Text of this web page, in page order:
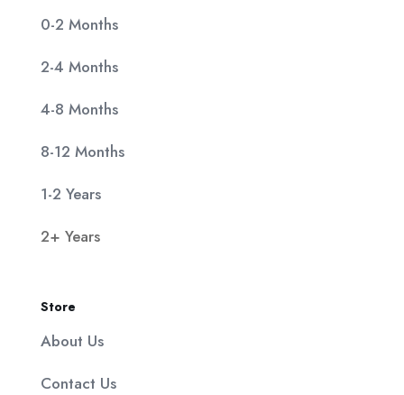
0-2 Months
2-4 Months
4-8 Months
8-12 Months
1-2 Years
2+ Years
Store
About Us
Contact Us